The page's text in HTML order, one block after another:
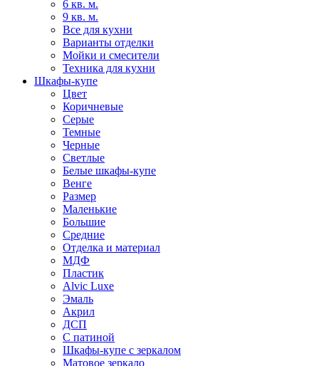
6 кв. м.
9 кв. м.
Все для кухни
Варианты отделки
Мойки и смесители
Техника для кухни
Шкафы-купе
Цвет
Коричневые
Серые
Темные
Черные
Светлые
Белые шкафы-купе
Венге
Размер
Маленькие
Большие
Средние
Отделка и материал
МДФ
Пластик
Alvic Luxe
Эмаль
Акрил
ДСП
С патиной
Шкафы-купе с зеркалом
Матовое зеркало